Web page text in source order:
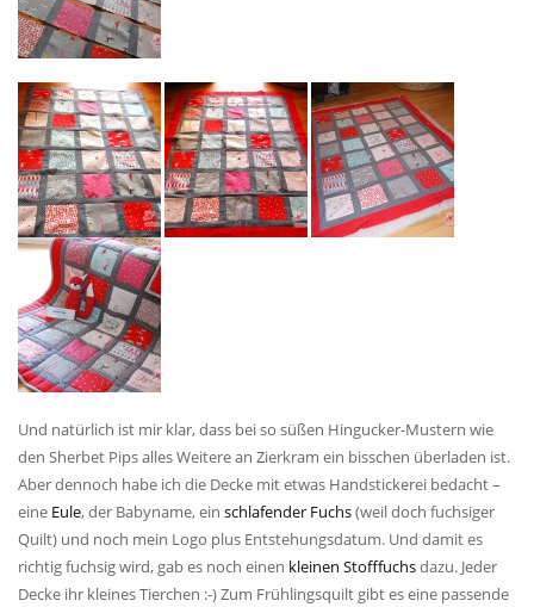
Und natürlich ist mir klar, dass bei so süßen Hingucker-Mustern wie
den Sherbet Pips alles Weitere an Zierkram ein bisschen überladen ist.
Aber dennoch habe ich die Decke mit etwas Handstickerei bedacht –
eine Eule, der Babyname, ein schlafender Fuchs(weil doch fuchsiger
Quilt) und noch mein Logo plus Entstehungsdatum. Und damit es
richtig fuchsig wird, gab es noch einen kleinen Stofffuchsdazu. Jeder
Decke ihr kleines Tierchen :-) Zum Frühlingsquilt gibt es eine passende